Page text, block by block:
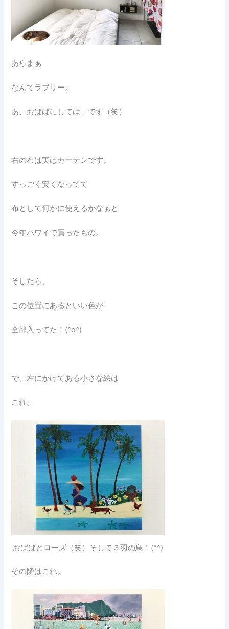
あらまぁ
なんてラブリー。
あ、おばばにしては、です（笑）
右の布は実はカーテンです。
すっごく安くなってて
布として何かに使えるかなぁと
今年ハワイで買ったもの。
そしたら、
この位置にあるといい色が
全部入ってた！(^o^)
で、左にかけてある小さな絵は
これ。
おばばとローズ（笑）そして３羽の鳥！(^^)
その隣はこれ。